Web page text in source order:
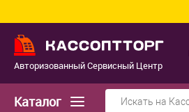
Авторизованный Сервисный Центр
Каталог